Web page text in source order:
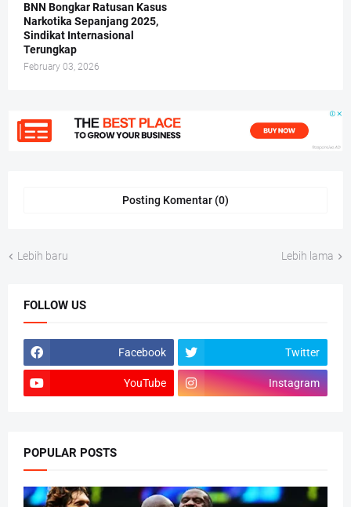
BNN Bongkar Ratusan Kasus
Narkotika Sepanjang 2025,
Sindikat Internasional
Terungkap
February 03, 2026
Posting Komentar (0)
Lebih baru Lebih lama
FOLLOW US
Facebook Twitter
YouTube Instagram
POPULAR POSTS